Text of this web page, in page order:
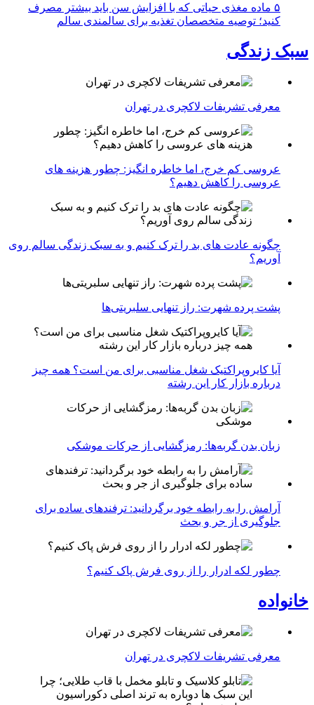
۵ ماده مغذی حیاتی که با افزایش سن باید بیشتر مصرف
کنید؛ توصیه متخصصان تغذیه برای سالمندی سالم
سبک زندگی
معرفی تشریفات لاکچری در تهران
عروسی کم خرج، اما خاطره انگیز: چطور هزینه های
عروسی را کاهش دهیم؟
چگونه عادت‌ های بد را ترک کنیم و به سبک زندگی سالم روی
آوریم؟
پشت پرده شهرت: راز تنهایی سلبریتی‌ها
آیا کایروپراکتیک شغل مناسبی برای من است؟ همه چیز
درباره بازار کار این رشته
زبان بدن گربه‌ها: رمزگشایی از حرکات موشکی
آرامش را به رابطه خود برگردانید: ترفندهای ساده برای
جلوگیری از جر و بحث
چطور لکه ادرار را از روی فرش پاک کنیم؟
خانواده
معرفی تشریفات لاکچری در تهران